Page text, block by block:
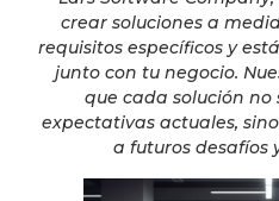
crear soluciones a
requisitos específicos y
junto con tu negocio.
que cada solución no
expectativas actuales,
a futuros desafíos